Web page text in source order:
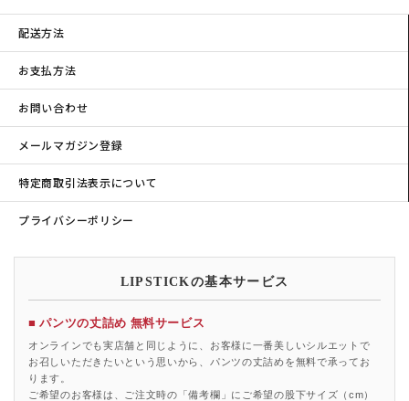
配送方法
お支払方法
お問い合わせ
メールマガジン登録
特定商取引法表示について
プライバシーポリシー
LIPSTICKの基本サービス
■ パンツの丈詰め 無料サービス
オンラインでも実店舗と同じように、お客様に一番美しいシルエットで
お召しいただきたいという思いから、パンツの丈詰めを無料で承ってお
ります。
ご希望のお客様は、ご注文時の「備考欄」にご希望の股下サイズ（cm）